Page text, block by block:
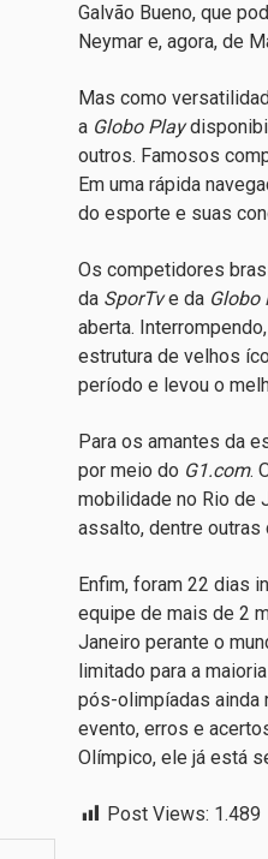
Galvão Bueno, que
Neymar e, agora, de
Mas como
a Globo Play
outros. Famosos
Em uma rápida
do esporte e suas
Os competidores
da SporTve da Globo
aberta.
estrutura de velhos
período e levou o
Para os amantes da
por meio do G1.com.
mobilidade no Rio de
assalto, dentre
Enfim, foram 22 dias
equipe de mais de 2
Janeiro perante o
limitado para a
pós-olimpíadas ainda
evento, erros e
Olímpico, ele já está
Post Views: 1.489